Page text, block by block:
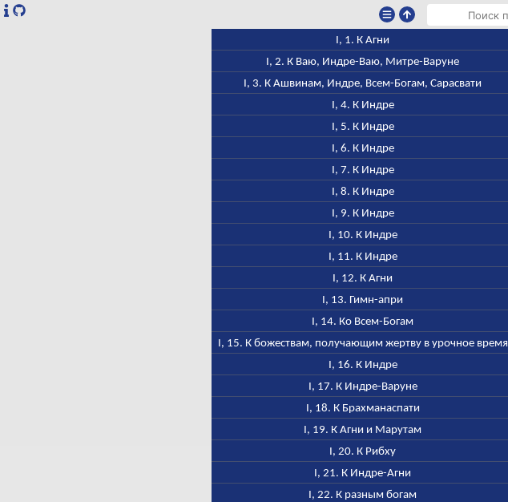
I, 1. К Агни
I, 2. К Ваю, Индре-Ваю, Митре-Варуне
I, 3. К Ашвинам, Индре, Всем-Богам, Сарасвати
I, 4. К Индре
I, 5. К Индре
I, 6. К Индре
I, 7. К Индре
I, 8. К Индре
I, 9. К Индре
I, 10. К Индре
I, 11. К Индре
I, 12. К Агни
I, 13. Гимн-апри
I, 14. Ко Всем-Богам
I, 15. К божествам, получающим жертву в урочное время
I, 16. К Индре
I, 17. К Индре-Варуне
I, 18. К Брахманаспати
I, 19. К Агни и Марутам
I, 20. К Рибху
I, 21. К Индре-Агни
I, 22. К разным богам